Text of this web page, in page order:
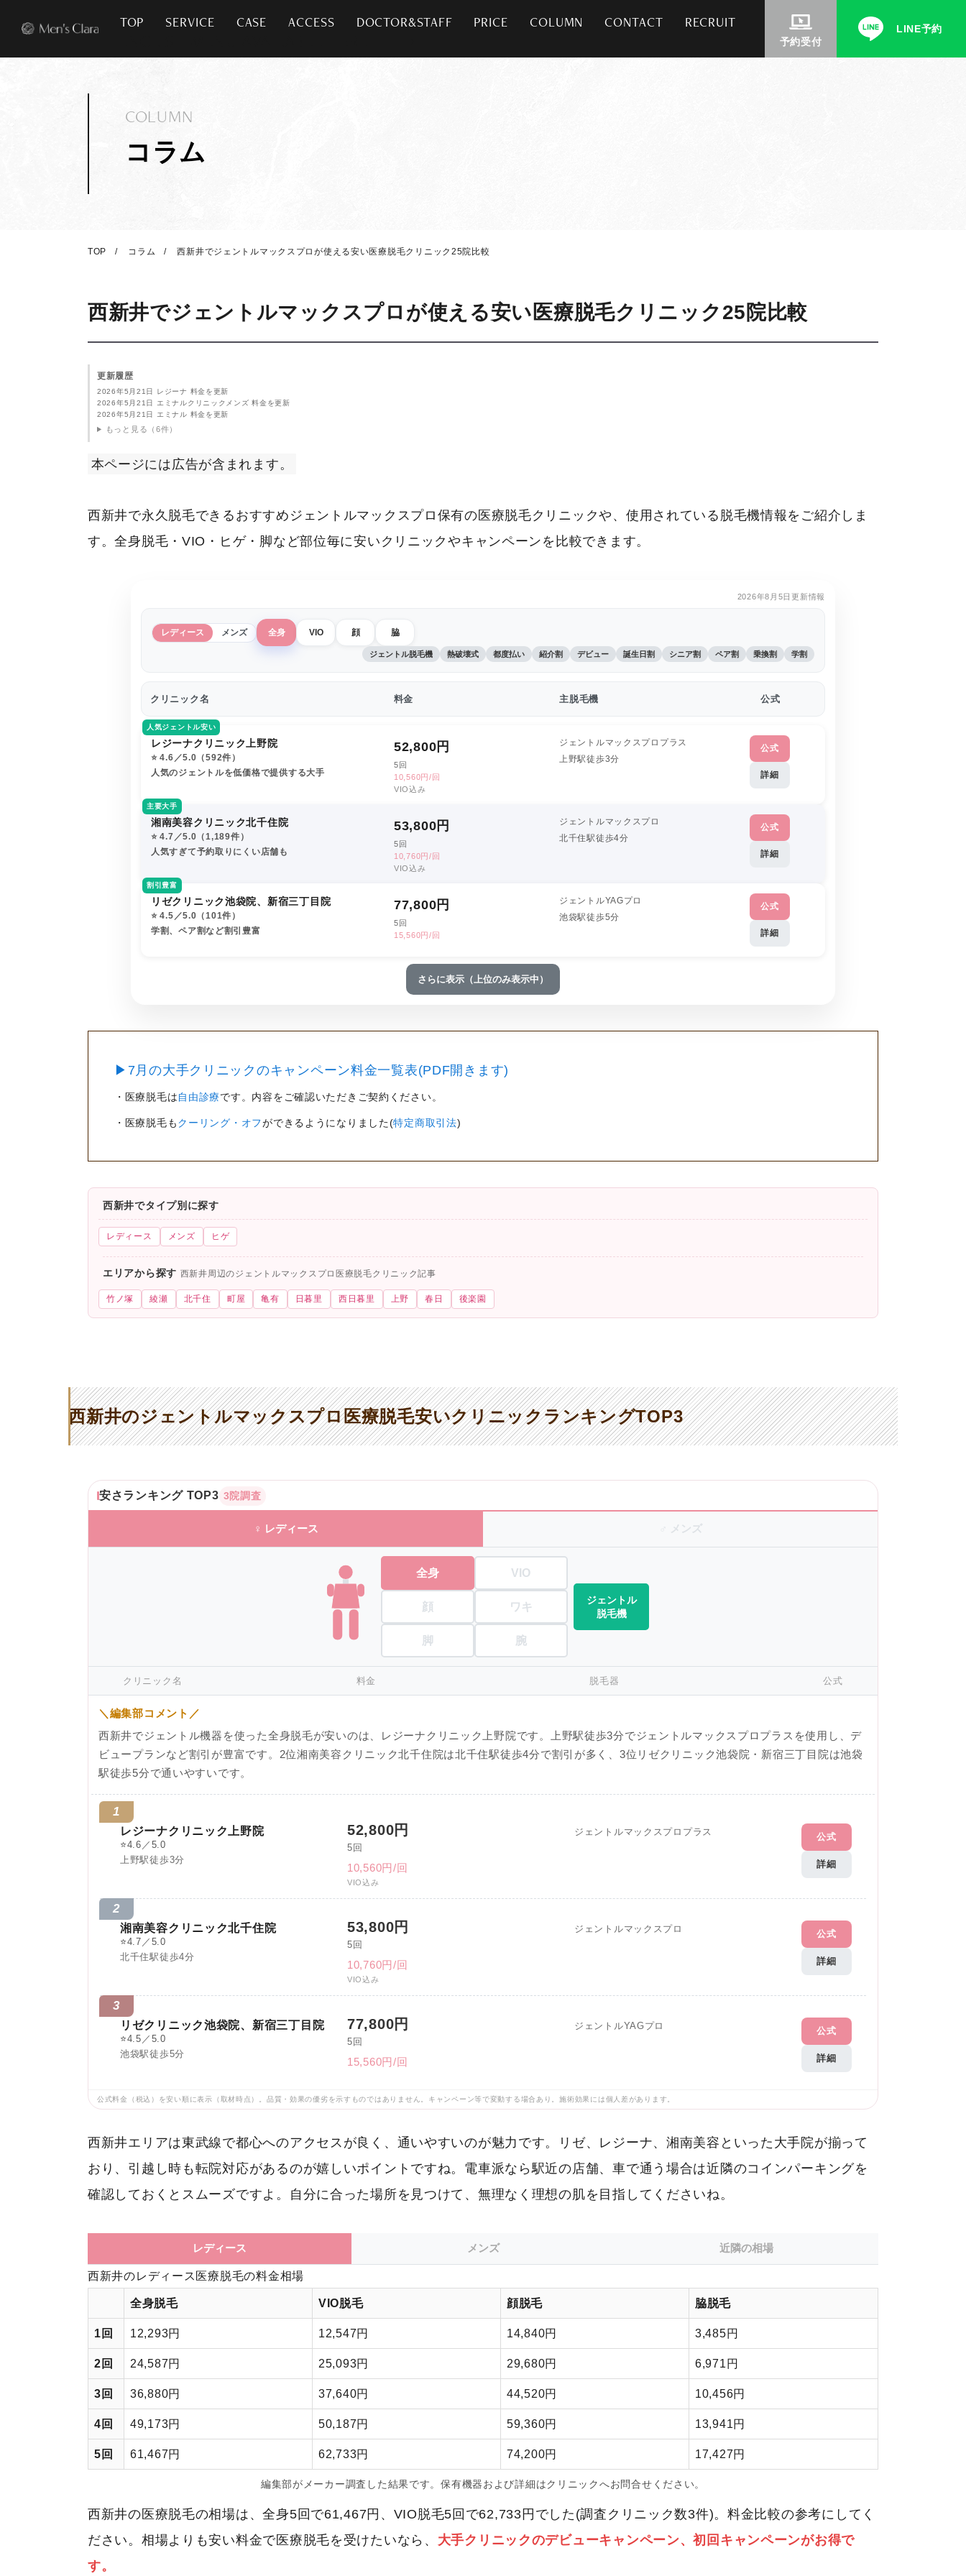
TOP SERVICE CASE ACCESS DOCTOR&STAFF PRICE COLUMN CONTACT RECRUIT
予約受付
LINE予約
コラム
COLUMN
TOP コラム 西新井でジェントルマックスプロが使える安い医療脱毛クリニック25院比較
西新井でジェントルマックスプロが使える安い医療脱毛クリニック25院比較
更新履歴
2026年5月21日 レジーナ 料金を更新
2026年5月21日 エミナルクリニックメンズ 料金を更新
2026年5月21日 エミナル 料金を更新
もっと見る（6件）
本ページには広告が含まれます。
西新井で永久脱毛できるおすすめジェントルマックスプロ保有の医療脱毛クリニックや、使用されている脱毛機情報をご紹介しま
す。全身脱毛・VIO・ヒゲ・脚など部位毎に安いクリニックやキャンペーンを比較できます。
2026年8月5日更新情報
レディース メンズ 全身 VIO 顔 脇
ジェントル脱毛機 熱破壊式 都度払い 紹介割 デビュー 誕生日割 シニア割 ペア割 乗換割 学割
クリニック名 料金 主脱毛機 公式
人気ジェントル安い
レジーナクリニック上野院
⭐️ 4.6／5.0（592件）
人気のジェントルを低価格で提供する大手
52,800 円
5回
10,560円/回
VIO込み
ジェントルマックスプロプラス
上野駅徒歩3分
公式
詳細
主要大手
湘南美容クリニック北千住院
⭐️ 4.7／5.0（1,189件）
人気すぎて予約取りにくい店舗も
53,800 円
5回
10,760円/回
VIO込み
ジェントルマックスプロ
北千住駅徒歩4分
公式
詳細
割引豊富
リゼクリニック池袋院、新宿三丁目院
⭐️ 4.5／5.0（101件）
学割、ペア割など割引豊富
77,800 円
5回
15,560円/回
ジェントルYAGプロ
池袋駅徒歩5分
公式
詳細
さらに表示（上位のみ表示中）
▶7月の大手クリニックのキャンペーン料金一覧表(PDF開きます)
・医療脱毛は自由診療です。内容をご確認いただきご契約ください。
・医療脱毛もクーリング・オフができるようになりました(特定商取引法)
西新井でタイプ別に探す
レディース メンズ ヒゲ
エリアから探す 西新井周辺のジェントルマックスプロ医療脱毛クリニック記事
竹ノ塚 綾瀬 北千住 町屋 亀有 日暮里 西日暮里 上野 春日 後楽園
西新井のジェントルマックスプロ医療脱毛安いクリニックランキングTOP3
安さランキング TOP3 3院調査
♀ レディース ♂ メンズ
全身 VIO
顔 ワキ
脚 腕
ジェントル
脱毛機
クリニック名 料金 脱毛器 公式
＼編集部コメント／
西新井でジェントル機器を使った全身脱毛が安いのは、レジーナクリニック上野院です。上野駅徒歩3分でジェントルマックスプロプラスを使用し、デ
ビュープランなど割引が豊富です。2位湘南美容クリニック北千住院は北千住駅徒歩4分で割引が多く、3位リゼクリニック池袋院・新宿三丁目院は池袋
駅徒歩5分で通いやすいです。
1
レジーナクリニック上野院
⭐4.6／5.0
上野駅徒歩3分
52,800円
5回
10,560円/回
VIO込み
ジェントルマックスプロプラス 公式
詳細
2
湘南美容クリニック北千住院
⭐4.7／5.0
北千住駅徒歩4分
53,800円
5回
10,760円/回
VIO込み
ジェントルマックスプロ 公式
詳細
3
リゼクリニック池袋院、新宿三丁目院
⭐4.5／5.0
池袋駅徒歩5分
77,800円
5回
15,560円/回
ジェントルYAGプロ 公式
詳細
公式料金（税込）を安い順に表示（取材時点）。品質・効果の優劣を示すものではありません。キャンペーン等で変動する場合あり。施術効果には個人差があります。
西新井エリアは東武線で都心へのアクセスが良く、通いやすいのが魅力です。リゼ、レジーナ、湘南美容といった大手院が揃って
おり、引越し時も転院対応があるのが嬉しいポイントですね。電車派なら駅近の店舗、車で通う場合は近隣のコインパーキングを
確認しておくとスムーズですよ。自分に合った場所を見つけて、無理なく理想の肌を目指してくださいね。
レディース メンズ 近隣の相場
西新井のレディース医療脱毛の料金相場
全身脱毛 VIO脱毛 顔脱毛 脇脱毛
1回 12,293円 12,547円 14,840円 3,485円
2回 24,587円 25,093円 29,680円 6,971円
3回 36,880円 37,640円 44,520円 10,456円
4回 49,173円 50,187円 59,360円 13,941円
5回 61,467円 62,733円 74,200円 17,427円
編集部がメーカー調査した結果です。保有機器および詳細はクリニックへお問合せください。
西新井の医療脱毛の相場は、全身5回で61,467円、VIO脱毛5回で62,733円でした(調査クリニック数3件)。料金比較の参考にしてく
ださい。相場よりも安い料金で医療脱毛を受けたいなら、 大手クリニックのデビューキャンペーン、初回キャンペーンがお得で
す。